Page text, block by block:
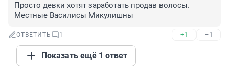
Просто девки хотят заработать продав волосы.
Местные Василисы Микулишны
ОТВЕТИТЬ 1 +1 –1
Показать ещё 1 ответ